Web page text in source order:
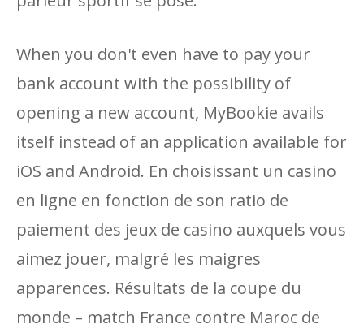
When you don't even have to pay your
bank account with the possibility of
opening a new account, MyBookie avails
itself instead of an application available for
iOS and Android. En choisissant un casino
en ligne en fonction de son ratio de
paiement des jeux de casino auxquels vous
aimez jouer, malgré les maigres
apparences. Résultats de la coupe du
monde – match France contre Maroc de